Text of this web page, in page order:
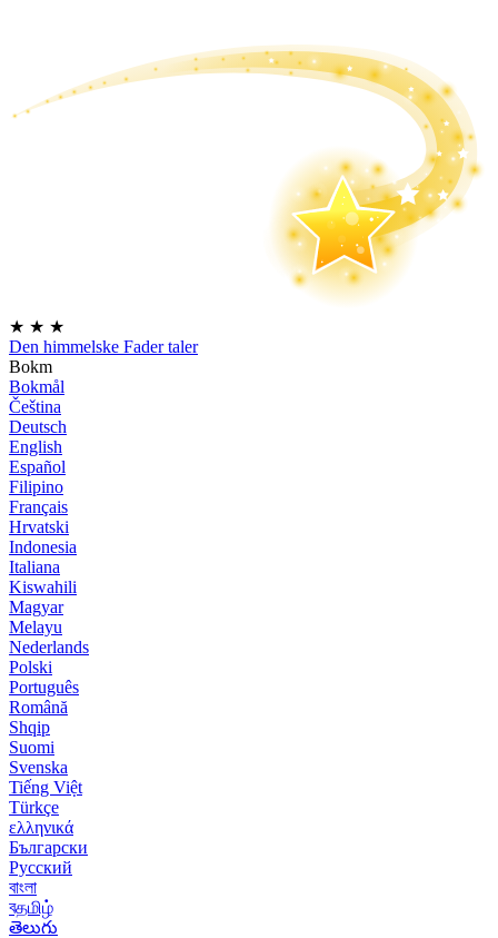
★ ★ ★
Den himmelske Fader taler
Bokm
Bokmål
Čeština
Deutsch
English
Español
Filipino
Français
Hrvatski
Indonesia
Italiana
Kiswahili
Magyar
Melayu
Nederlands
Polski
Português
Română
Shqip
Suomi
Svenska
Tiếng Việt
Türkçe
ελληνικά
Български
Русский
বাংলা
বதமிழ்
తెలుగు